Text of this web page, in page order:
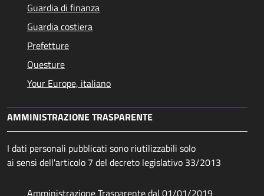
Guardia di finanza
Guardia costiera
Prefetture
Questure
Your Europe, italiano
AMMINISTRAZIONE TRASPARENTE
I dati personali pubblicati sono riutilizzabili solo
ai sensi dell'articolo 7 del decreto legislativo 33/2013
Amministrazione Trasparente dal 01/01/2019